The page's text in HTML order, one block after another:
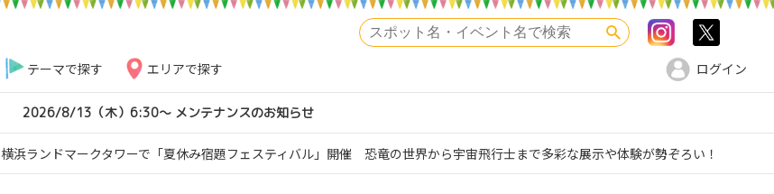
検索 Instagram
テーマで探す エリアで探す ログイン
2026/8/13（木）6:30～ メンテナンスのお知らせ
横浜ランドマークタワーで「夏休み宿題フェスティバル」開催 恐竜の世界から宇宙飛行士まで多彩な展示や体験が勢ぞろい！